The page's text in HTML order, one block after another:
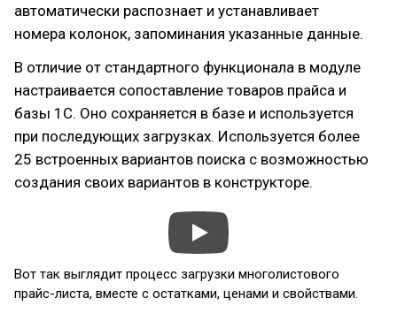
автоматически распознает и устанавливает
номера колонок, запоминания указанные данные.
В отличие от стандартного функционала в модуле
настраивается сопоставление товаров прайса и
базы 1С. Оно сохраняется в базе и используется
при последующих загрузках. Используется более
25 встроенных вариантов поиска с возможностью
создания своих вариантов в конструкторе.
Вот так выглядит процесс загрузки многолистового
прайс-листа, вместе с остатками, ценами и свойствами.